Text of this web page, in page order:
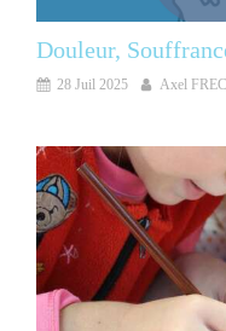
Douleur,
28 Juil 2025 Axel